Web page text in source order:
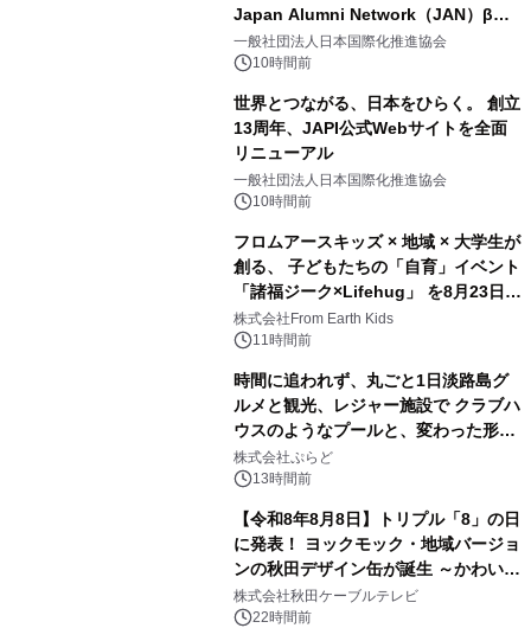
Japan Alumni Network（JAN）β版
をリリース
一般社団法人日本国際化推進協会
10時間前
世界とつながる、日本をひらく。 創立
13周年、JAPI公式Webサイトを全面
リニューアル
一般社団法人日本国際化推進協会
10時間前
フロムアースキッズ × 地域 × 大学生が
創る、 子どもたちの「自育」イベント
「諸福ジーク×Lifehug」 を8月23日
(日)開催
株式会社From Earth Kids
11時間前
時間に追われず、丸ごと1日淡路島グ
ルメと観光、レジャー施設で クラブハ
ウスのようなプールと、変わった形の
サウナも 「THE BOXY AWAJI」のお
得な素泊まり連泊プランで
株式会社ぷらど
13時間前
【令和8年8月8日】トリプル「8」の日
に発表！ ヨックモック・地域バージョ
ンの秋田デザイン缶が誕生 ～かわいい
秋田犬の子犬と秋田の四季と名所を巡
るパッケージ～ 9月1日(火)秋田県内で
株式会社秋田ケーブルテレビ
22時間前